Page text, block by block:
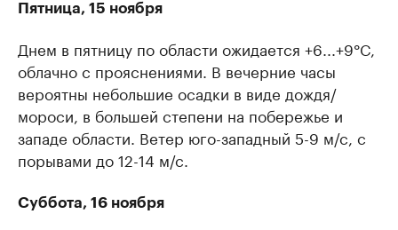
Пятница, 15 ноября
Днем в пятницу по области ожидается +6...+9°C,
облачно с прояснениями. В вечерние часы
вероятны небольшие осадки в виде дождя/
мороси, в большей степени на побережье и
западе области. Ветер юго-западный 5-9 м/с, с
порывами до 12-14 м/с.
Суббота, 16 ноября